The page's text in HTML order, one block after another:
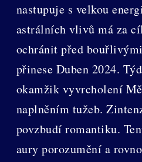
nastupuje s velkou
astrálních vlivů má za
ochránit před
přinese Duben 2024.
okamžik vyvrcholení
naplněním tužeb.
povzbudí romantiku.
aury porozumění a